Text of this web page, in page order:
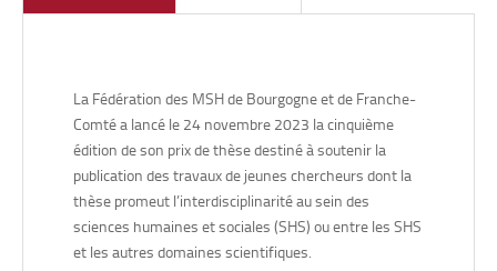
l’anthropologie naturaliste d’Émile Zola. Une étude
Mots-clés : Zola, épistémocritique, naturalisme,
anthropologie, histoire de la préhistoire.
Ariel GUILLET,Laboratoire Logiques de l’Agir (UR 2274 –
Université Marie et Louis Pasteur), pour sa thèse en
philosophie, intitulée« Au-delà du « primitivisme » : la
diversité des économies de Karl Bücher à Karl Polanyi »,
soutenue le 24 juin 2024.
La Fédération des MSH de Bourgogne et de Franche-
Comté a lancé le 24 novembre 2023 la cinquième
édition de son prix de thèse destiné à soutenir la
publication des travaux de jeunes chercheurs dont la
thèse promeut l’interdisciplinarité au sein des
sciences humaines et sociales (SHS) ou entre les SHS
et les autres domaines scientifiques.